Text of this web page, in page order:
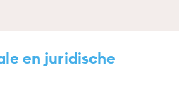
en juridische